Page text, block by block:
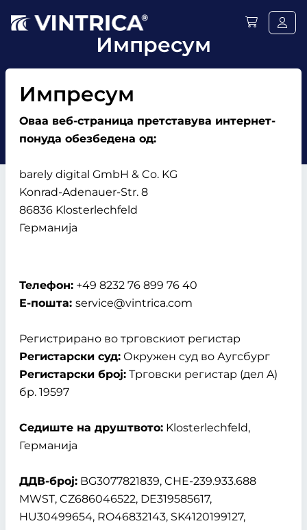
Импресум
Импресум
Оваа веб-страница претставува интернет-
понуда обезбедена од:
barely digital GmbH & Co. KG
Konrad-Adenauer-Str. 8
86836 Klosterlechfeld
Германија
Телефон: +49 8232 76 899 76 40
Е-пошта: service@vintrica.com
Регистрирано во трговскиот регистар
Регистарски суд: Окружен суд во Аугсбург
Регистарски број: Трговски регистар (дел A)
бр. 19597
Седиште на друштвото: Klosterlechfeld,
Германија
ДДВ-број: BG3077821839, CHE-239.933.688
MWST, CZ686046522, DE319585617,
HU30499654, RO46832143, SK4120199127,